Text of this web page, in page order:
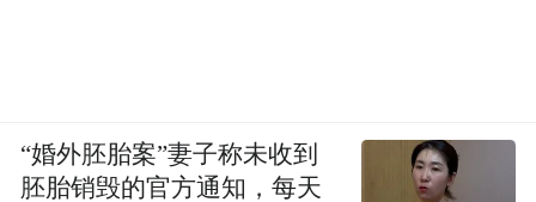
“婚外胚胎案”妻子称未收到
胚胎销毁的官方通知，每天